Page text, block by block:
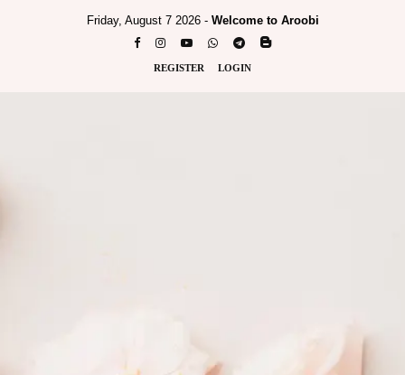
Friday, August 7 2026 - Welcome to Aroobi
REGISTER LOGIN